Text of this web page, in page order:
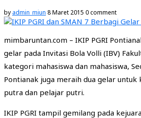
by admin_miun 8 Maret 2015 0 comment
mimbaruntan.com – IKIP PGRI
gelar pada Invitasi Bola Volli (IBV)
kategori mahasiswa dan mahasiswa,
Pontianak juga meraih dua gelar
putra dan pelajar putri.
IKIP PGRI tampil gemilang pada